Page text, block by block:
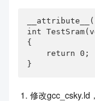
int
{
}
修改gcc_csky.ld